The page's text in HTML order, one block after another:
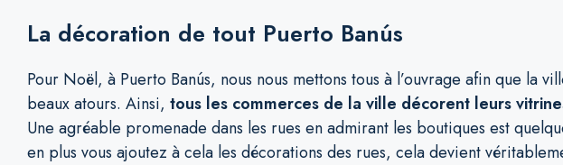
La décoration de tout Puerto Banús
Pour Noël, à Puerto Banús, nous nous mettons tous à l’ouvrage afin que la
beaux atours. Ainsi, tous les commerces de la ville décorent leurs
Une agréable promenade dans les rues en admirant les boutiques est
en plus vous ajoutez à cela les décorations des rues, cela devient